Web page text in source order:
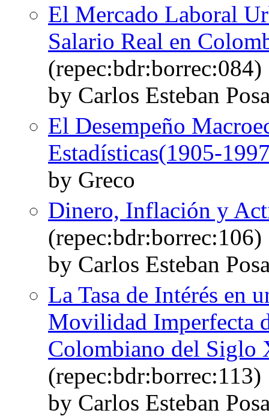
El Mercado Laboral
Salario Real en
(repec:bdr:borrec:084)
by Carlos Esteban
El Desempeño
Estadísticas(1905-
by Greco
Dinero, Inflación y
(repec:bdr:borrec:106)
by Carlos Esteban
La Tasa de Intérés en
Movilidad Imperfecta
Colombiano del Siglo
(repec:bdr:borrec:113)
by Carlos Esteban